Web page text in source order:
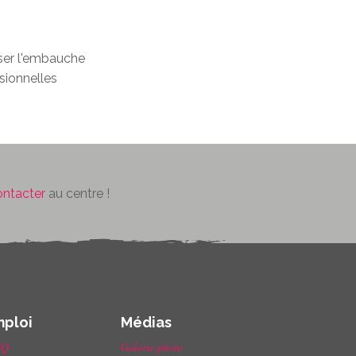
l'embauche
au centre !
Médias
Galerie photo